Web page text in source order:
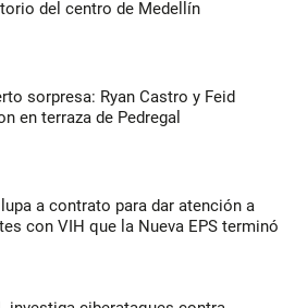
del centro de Medellín
sorpresa: Ryan Castro y Feid
en terraza de Pedregal
a contrato para dar atención a
con VIH que la Nueva EPS terminó